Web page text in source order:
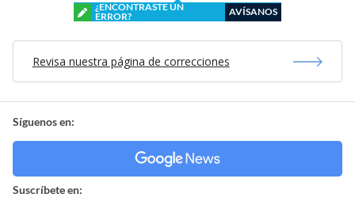
¿ENCONTRASTE UN
ERROR?
AVÍSANOS
Revisa nuestra página de correcciones
Síguenos en:
Suscríbete en: